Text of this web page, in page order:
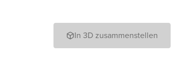
In 3D zusammenstellen